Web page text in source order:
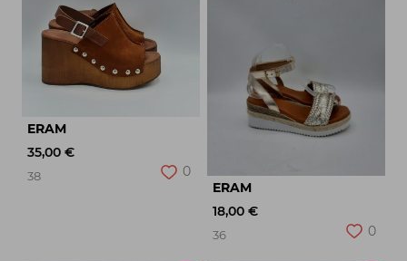
ERAM
35,00 €
38
0
ERAM
18,00 €
36 0